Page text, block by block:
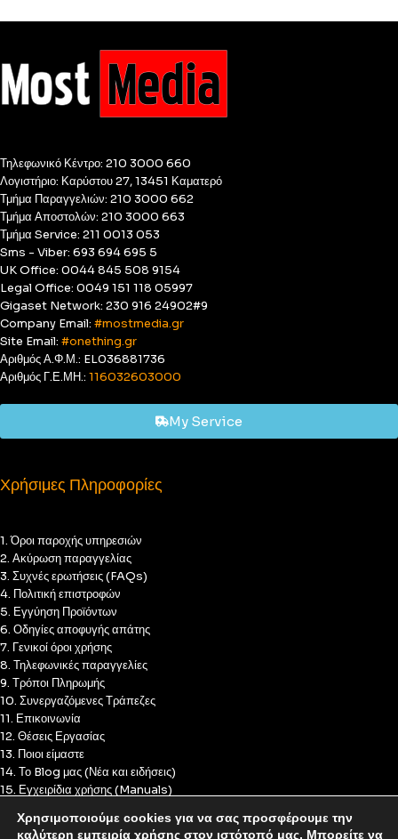
Τηλεφωνικό Κέντρο: 210 3000 660
Λογιστήριο: Καρύστου 27, 13451 Καματερό
Τμήμα Παραγγελιών: 210 3000 662
Τμήμα Αποστολών: 210 3000 663
Τμήμα Service: 211 0013 053
Sms - Viber: 693 694 695 5
UK Office: 0044 845 508 9154
Legal Office: 0049 151 118 05997
Gigaset Network: 230 916 24902#9
Company Email: #mostmedia.gr
Site Email: #onething.gr
Αριθμός Α.Φ.Μ.: EL036881736
Αριθμός Γ.Ε.ΜΗ.: 116032603000
My Service
Χρήσιμες Πληροφορίες
1. Όροι παροχής υπηρεσιών
2. Ακύρωση παραγγελίας
3. Συχνές ερωτήσεις (FAQs)
4. Πολιτική επιστροφών
5. Εγγύηση Προϊόντων
6. Οδηγίες αποφυγής απάτης
7. Γενικοί όροι χρήσης
8. Τηλεφωνικές παραγγελίες
9. Τρόποι Πληρωμής
10. Συνεργαζόμενες Τράπεζες
11. Επικοινωνία
12. Θέσεις Εργασίας
13. Ποιοι είμαστε
14. Το Blog μας (Νέα και ειδήσεις)
15. Εγχειρίδια χρήσης (Manuals)
17. Πολιτική Cookies
Χρησιμοποιούμε cookies για να σας προσφέρουμε την
καλύτερη εμπειρία χρήσης στον ιστότοπό μας. Μπορείτε να